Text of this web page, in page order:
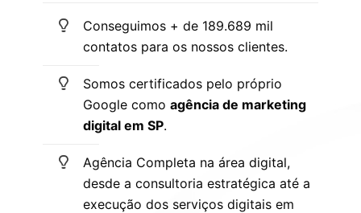
Conseguimos + de 189.689 mil
contatos para os nossos clientes.
Somos certificados pelo próprio
Google como agência de marketing
digital em SP.
Agência Completa na área digital,
desde a consultoria estratégica até a
execução dos serviços digitais em